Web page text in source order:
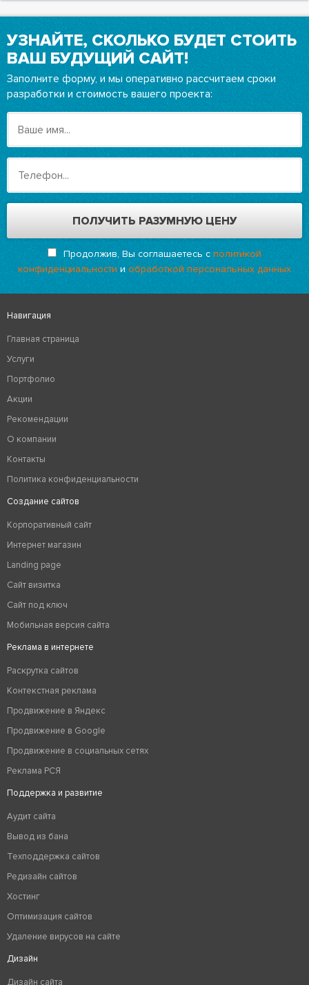
УЗНАЙТЕ, СКОЛЬКО БУДЕТ СТОИТЬ
ВАШ БУДУЩИЙ САЙТ!
Заполните форму, и мы оперативно рассчитаем сроки
разработки и стоимость вашего проекта:
Продолжив, Вы соглашаетесь с политикой
конфиденциальности и обработкой персональных данных
Навигация
Главная страница
Услуги
Портфолио
Акции
Рекомендации
О компании
Контакты
Политика конфиденциальности
Создание сайтов
Корпоративный сайт
Интернет магазин
Landing page
Сайт визитка
Сайт под ключ
Мобильная версия сайта
Реклама в интернете
Раскрутка сайтов
Контекстная реклама
Продвижение в Яндекс
Продвижение в Google
Продвижение в социальных сетях
Реклама РСЯ
Поддержка и развитие
Аудит сайта
Вывод из бана
Техподдержка сайтов
Редизайн сайтов
Хостинг
Оптимизация сайтов
Удаление вирусов на сайте
Дизайн
Дизайн сайта